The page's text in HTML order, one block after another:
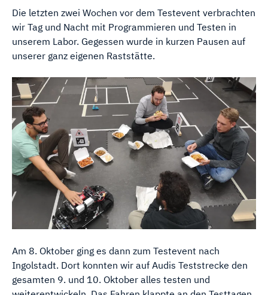
Die letzten zwei Wochen vor dem Testevent verbrachten
wir Tag und Nacht mit Programmieren und Testen in
unserem Labor. Gegessen wurde in kurzen Pausen auf
unserer ganz eigenen Raststätte.
Am 8. Oktober ging es dann zum Testevent nach
Ingolstadt. Dort konnten wir auf Audis Teststrecke den
gesamten 9. und 10. Oktober alles testen und